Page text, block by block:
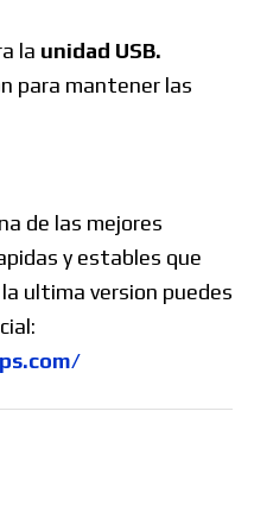
la unidad USB.
para mantener las
de las mejores
y estables que
ultima version puedes